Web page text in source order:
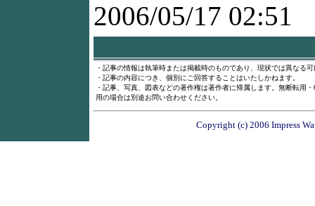
2006/05/17 02:51
・記事の情報は執筆時または掲載時のものであり、現状では異なる
・記事の内容につき、個別にご回答することはいたしかねます。
・記事、写真、図表などの著作権は著作者に帰属します。無断転用
用の場合は別途お問い合わせください。
Copyright (c) 2006 Impress